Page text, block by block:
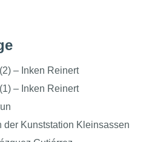
– Inken Reinert
– Inken Reinert
der Kunststation Kleinsassen